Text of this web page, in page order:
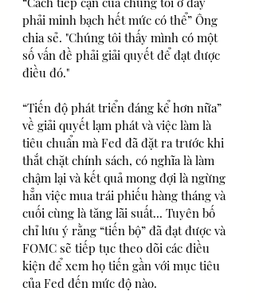
phải minh bạch hết mức có thể” Ông
chia sẻ. "Chúng tôi thấy mình có một
số vấn đề phải giải quyết để đạt được
điều đó."
“Tiến độ phát triển đáng kể hơn nữa”
về giải quyết lạm phát và việc làm là
tiêu chuẩn mà Fed đã đặt ra trước khi
thắt chặt chính sách, có nghĩa là làm
chậm lại và kết quả mong đợi là ngừng
hẳn việc mua trái phiếu hàng tháng và
cuối cùng là tăng lãi suất... Tuyên bố
chỉ lưu ý rằng “tiến bộ” đã đạt được và
FOMC sẽ tiếp tục theo dõi các điều
kiện để xem họ tiến gần với mục tiêu
của Fed đến mức độ nào.